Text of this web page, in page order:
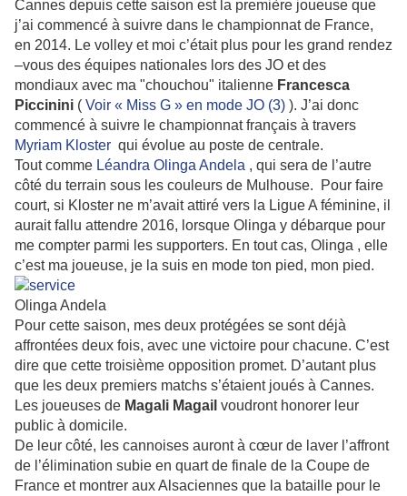
Cannes depuis cette saison est la première joueuse que
j’ai commencé à suivre dans le championnat de France,
en 2014. Le volley et moi c’était plus pour les grand rendez
–vous des équipes nationales lors des JO et des
mondiaux avec ma "chouchou" italienne Francesca
Piccinini ( Voir « Miss G » en mode JO (3) ). J’ai donc
commencé à suivre le championnat français à travers
Myriam Kloster qui évolue au poste de centrale.
Tout comme Léandra Olinga Andela , qui sera de l’autre
côté du terrain sous les couleurs de Mulhouse. Pour faire
court, si Kloster ne m’avait attiré vers la Ligue A féminine, il
aurait fallu attendre 2016, lorsque Olinga y débarque pour
me compter parmi les supporters. En tout cas, Olinga , elle
c’est ma joueuse, je la suis en mode ton pied, mon pied.
Olinga Andela
Pour cette saison, mes deux protégées se sont déjà
affrontées deux fois, avec une victoire pour chacune. C’est
dire que cette troisième opposition promet. D’autant plus
que les deux premiers matchs s’étaient joués à Cannes.
Les joueuses de Magali Magail voudront honorer leur
public à domicile.
De leur côté, les cannoises auront à cœur de laver l’affront
de l’élimination subie en quart de finale de la Coupe de
France et montrer aux Alsaciennes que la bataille pour le